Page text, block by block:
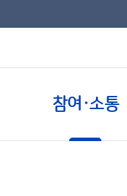
참여·소통